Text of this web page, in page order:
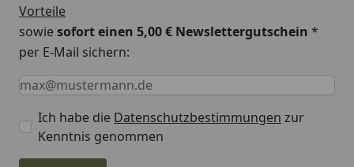
Vorteile
sowiesofort einen 5,00 € Newslettergutschein *
per E-Mail sichern:
Keine Eingabe erforderlich
Eingabe erforderlich
E-Mail *
Ich habe die Datenschutzbestimmungen zur
Kenntnis genommen